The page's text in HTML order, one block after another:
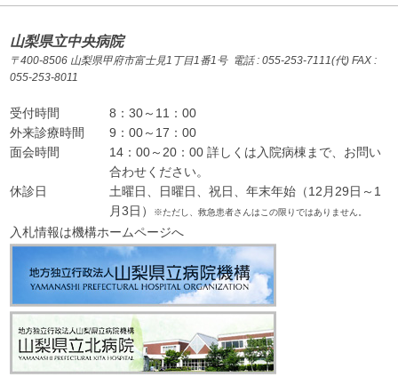
山梨県立中央病院
〒400-8506 山梨県甲府市富士見1丁目1番1号 電話 : 055-253-7111(代) FAX :
055-253-8011
受付時間
8：30～11：00
外来診療時間
9：00～17：00
面会時間
14：00～20：00 詳しくは入院病棟まで、お問い
合わせください。
休診日
土曜日、日曜日、祝日、年末年始（12月29日～1
月3日）
※ただし、救急患者さんはこの限りではありません。
入札情報は機構ホームページへ